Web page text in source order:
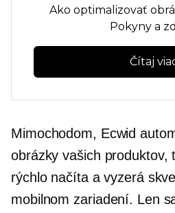
Ako optimalizovať
Pokyny a
Čítaj
Mimochodom, Ecwid
obrázky vašich produktov,
rýchlo načíta a vyzerá
mobilnom zariadení. Len